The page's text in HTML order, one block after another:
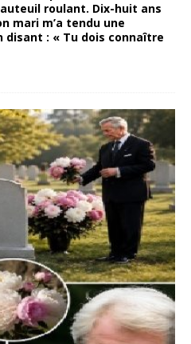
roulant. Dix-huit ans
mari m’a tendu une
disant : « Tu dois connaître